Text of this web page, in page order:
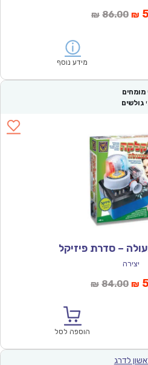
₪ 86.00 ₪
מידע נוסף
מומחים
גולשים
– סדרת פיזיקל
יצירה
₪ 84.00 ₪
הוספה לסל
לדרג